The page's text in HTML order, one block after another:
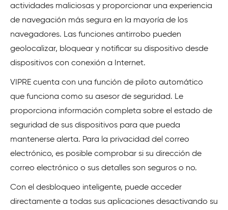
actividades maliciosas y proporcionar una experiencia
de navegación más segura en la mayoría de los
navegadores. Las funciones antirrobo pueden
geolocalizar, bloquear y notificar su dispositivo desde
dispositivos con conexión a Internet.
VIPRE cuenta con una función de piloto automático
que funciona como su asesor de seguridad. Le
proporciona información completa sobre el estado de
seguridad de sus dispositivos para que pueda
mantenerse alerta. Para la privacidad del correo
electrónico, es posible comprobar si su dirección de
correo electrónico o sus detalles son seguros o no.
Con el desbloqueo inteligente, puede acceder
directamente a todas sus aplicaciones desactivando su